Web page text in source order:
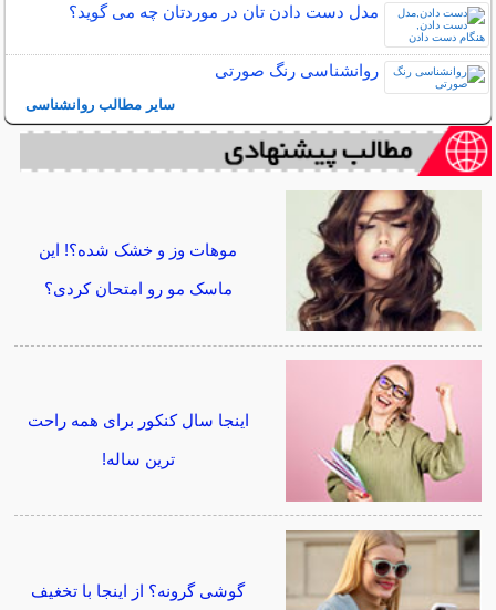
مدل دست دادن تان در موردتان چه می گوید؟
روانشناسی رنگ صورتی
سایر مطالب روانشناسی
موهات وز و خشک شده؟! این
ماسک مو رو امتحان کردی؟
اینجا سال کنکور برای همه راحت
ترین ساله!
گوشی گرونه؟ از اینجا با تخغیف